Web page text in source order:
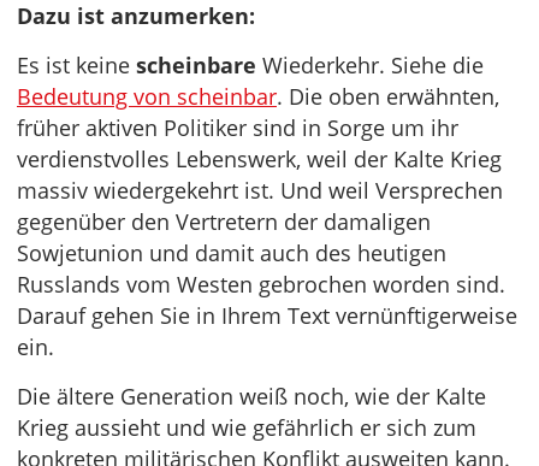
Dazu ist anzumerken:
Es ist keine scheinbare Wiederkehr. Siehe die
Bedeutung von scheinbar. Die oben erwähnten,
früher aktiven Politiker sind in Sorge um ihr
verdienstvolles Lebenswerk, weil der Kalte Krieg
massiv wiedergekehrt ist. Und weil Versprechen
gegenüber den Vertretern der damaligen
Sowjetunion und damit auch des heutigen
Russlands vom Westen gebrochen worden sind.
Darauf gehen Sie in Ihrem Text vernünftigerweise
ein.
Die ältere Generation weiß noch, wie der Kalte
Krieg aussieht und wie gefährlich er sich zum
konkreten militärischen Konflikt ausweiten kann.